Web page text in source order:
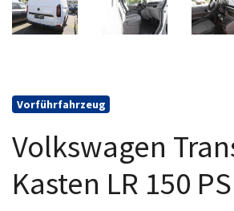
Vorführfahrzeug
Volkswagen
Kasten LR 150